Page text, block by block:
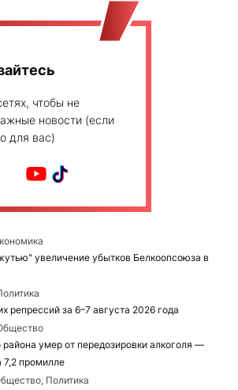
чтобы не
новости (если
для вас)
увеличение убытков Белкоопсоюза в
репрессий за 6–7 августа 2026 года
умер от передозировки алкоголя —
7,2 промилле
Политика